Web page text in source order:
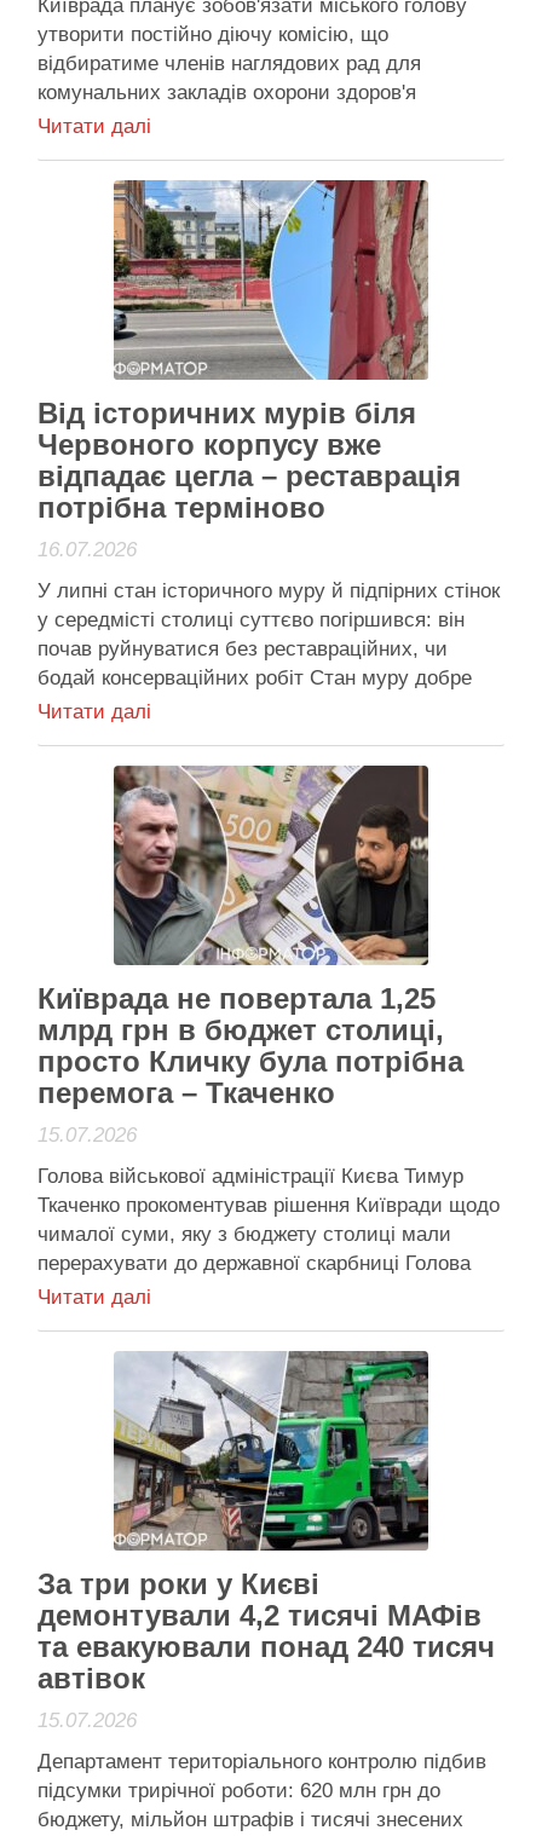
Київрада планує зобов'язати міського голову
утворити постійно діючу комісію, що
відбиратиме членів наглядових рад для
комунальних закладів охорони здоров'я
Депутати й міський голова реалізують вимоги
Київрада планує зобов’язати міського голову
утворити постійно діючу комісію, що
відбиратиме членів наглядових рад для
комунальних закладів охорони здоров’я. Таким
Читати далі
Активісти району
Від історичних мурів біля
Червоного корпусу вже
відпадає цегла – реставрація
потрібна терміново
16.07.2026
У липні стан історичного муру й підпірних стінок
у середмісті столиці суттєво погіршився: він
почав руйнуватися без реставраційних, чи
бодай консерваційних робіт Стан муру добре
видно на світлинах: його потрібно терміново
холоди Від історичного муру поряд із Червоним
корпусом КНУ ім. Т. Шевченка …
Читати далі
Активісти району
Київрада не повертала 1,25
млрд грн в бюджет столиці,
просто Кличку була потрібна
перемога – Ткаченко
15.07.2026
Голова військової адміністрації Києва Тимур
Ткаченко прокоментував рішення Київради щодо
чималої суми, яку з бюджету столиці мали
перерахувати до державної скарбниці Голова
КМВА стверджує: рішення про 1,25 млрд грн.
публіки, насправді ж кошти як були на рахунках
Києва, так там і залишилися Голова військової
адміністрації …
Читати далі
Активісти району
За три роки у Києві
демонтували 4,2 тисячі МАФів
та евакуювали понад 240 тисяч
автівок
15.07.2026
Департамент територіального контролю підбив
підсумки трирічної роботи: 620 млн грн до
бюджету, мільйон штрафів і тисячі знесених